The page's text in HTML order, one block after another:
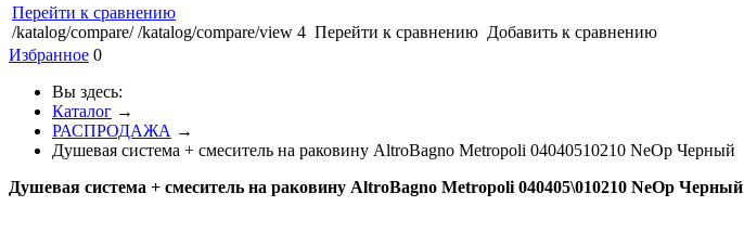
Перейти к сравнению
/katalog/compare/ /katalog/compare/view 4 Перейти к сравнению Добавить к сравнению
Избранное 0
Вы здесь:
Каталог →
РАСПРОДАЖА →
Душевая система + смеситель на раковину AltroBagno Metropoli 04040510210 NeOp Черный
Душевая система + смеситель на раковину AltroBagno Metropoli 040405\010210 NeOp Черный